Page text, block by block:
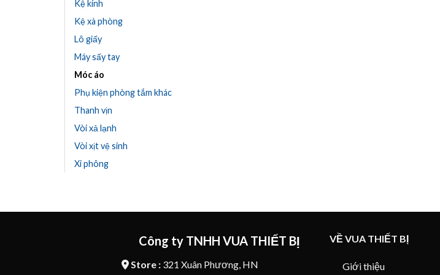
Kệ kính
Kệ xà phòng
Lô giấy
Máy sấy tay
Móc áo
Phụ kiện phòng tắm khác
Thanh vịn
Vòi xả lạnh
Vòi xịt vệ sinh
Xi phông
Công ty TNHH VUA THIẾT BỊ
Store :321 Xuân Phương, HN
VỀ VUA THIẾT BỊ
Giới thiệu